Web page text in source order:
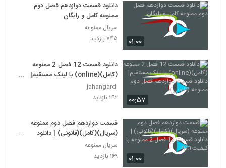
۰۱:۰۰
دانلود قسمت دوازدهم فصل دوم
ممنوعه کامل و رایگان
سریال ممنوعه
۷۴۵ بازدید
۰۰:۵۷
دانلود قسمت 12 فصل 2 ممنوعه
(کامل)(online) با لینک مستقیم|
دانلود قسمت دوازدهم فصل دوم
ممنوعه (قانونی)
jahangardi
۲۹۲ بازدید
۰۱:۰۰
قسمت دوازدهم فصل دوم ممنوعه
(سریال)(کامل)(قانونی) | دانلود
480
سریال ممنوعه
۱۶۹ بازدید